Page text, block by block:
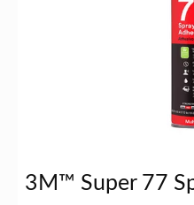
3M™ Super 77